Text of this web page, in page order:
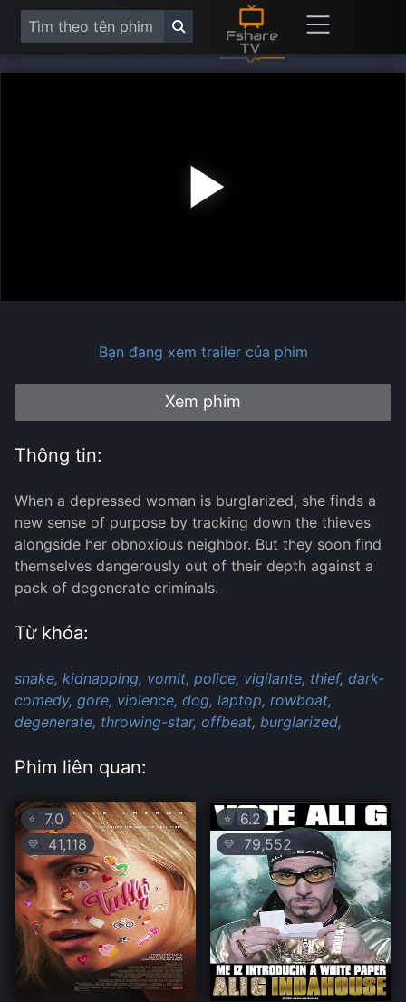
Bạn đang xem trailer của phim
Xem phim
Thông tin:
When a depressed woman is burglarized, she finds a
new sense of purpose by tracking down the thieves
alongside her obnoxious neighbor. But they soon find
themselves dangerously out of their depth against a
pack of degenerate criminals.
Từ khóa:
snake, kidnapping, vomit, police, vigilante, thief, dark-
comedy, gore, violence, dog, laptop, rowboat,
degenerate, throwing-star, offbeat, burglarized,
Phim liên quan:
⭐ 7.0
💛 41,118
⭐6.2
💛 79,552